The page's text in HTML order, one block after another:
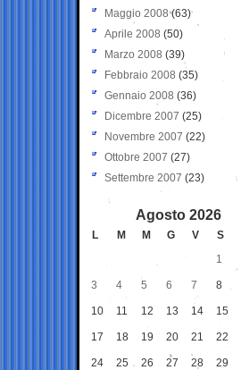
Maggio 2008(63)
Aprile 2008 (50)
Marzo 2008 (39)
Febbraio 2008 (35)
Gennaio 2008 (36)
Dicembre 2007 (25)
Novembre 2007 (22)
Ottobre 2007 (27)
Settembre 2007 (23)
Agosto 2026
L M M G V S
1
3 4 5 6 7 8
10 11 12 13 14 15
17 18 19 20 21 22
24 25 26 27 28 29